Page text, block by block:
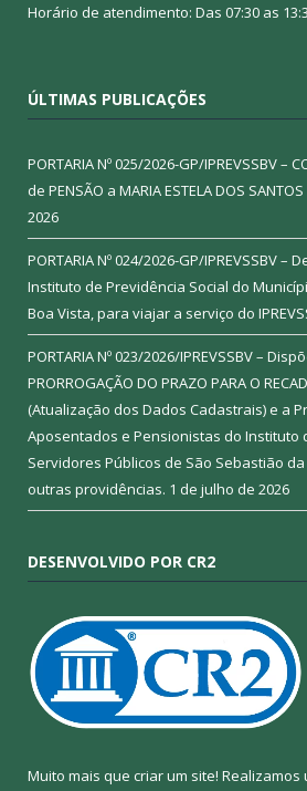
Horário de atendimento: Das 07:30 as
ÚLTIMAS PUBLICAÇÕES
PORTARIA Nº 025/2026-GP/IPREVSSBV –
de PENSÃO a MARIA ESTELA DOS
2026
PORTARIA Nº 024/2026-GP/IPREVSSBV
Instituto de Previdência Social do
Boa Vista, para viajar a serviço do
PORTARIA Nº 023/2026/IPREVSSBV –
PRORROGAÇÃO DO PRAZO PARA O
(Atualização dos Dados Cadastrais) e a
Aposentados e Pensionistas do Instituto
Servidores Públicos de São Sebastião
outras providências. 1 de julho de 2026
DESENVOLVIDO POR CR2
Muito mais que criar um site!